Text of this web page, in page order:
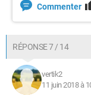
Commenter
RÉPONSE 7 / 14
vertik2
11 juin 2018 à